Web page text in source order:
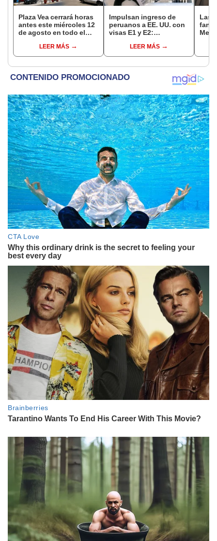
Plaza Vea cerrará horas
antes este miércoles 12
de agosto en todo el
hasta las 7 p.m.
LEER MÁS
Impulsan ingreso de
peruanos a EE. UU. con
visas E1 y E2:
pymes serían los más
beneficiados
LEER MÁS
Las